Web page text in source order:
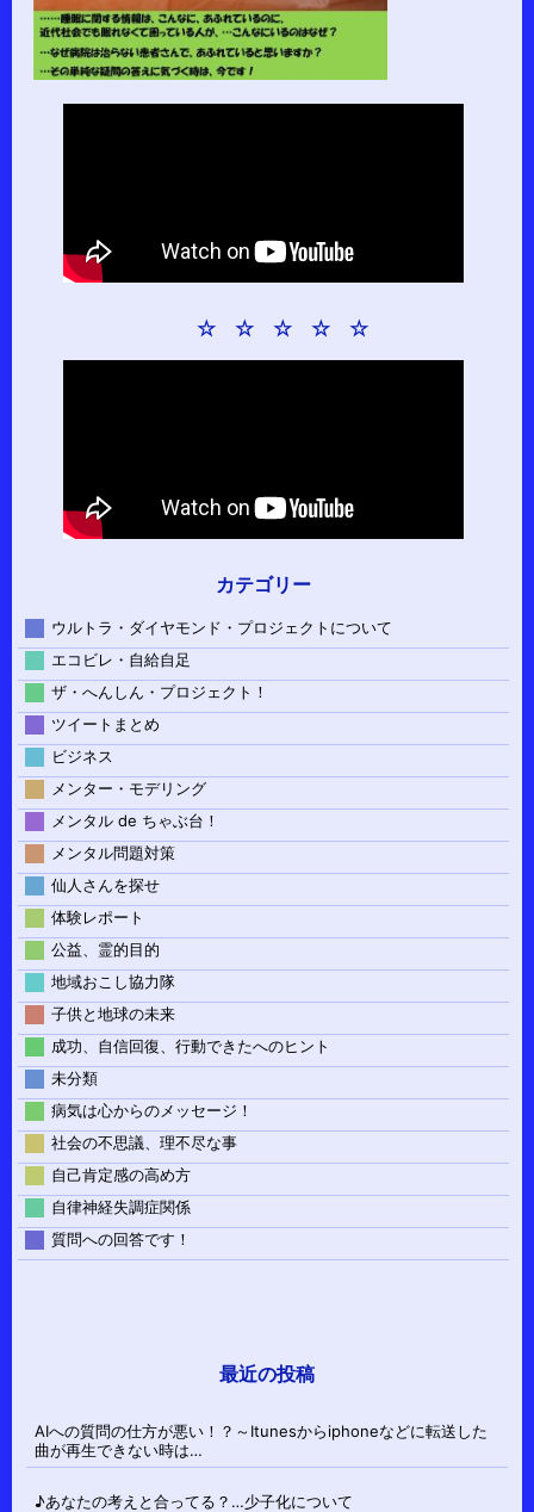
☆ ☆ ☆ ☆ ☆
カテゴリー
ウルトラ・ダイヤモンド・プロジェクトについて
エコビレ・自給自足
ザ・へんしん・プロジェクト！
ツイートまとめ
ビジネス
メンター・モデリング
メンタル de ちゃぶ台！
メンタル問題対策
仙人さんを探せ
体験レポート
公益、霊的目的
地域おこし協力隊
子供と地球の未来
成功、自信回復、行動できたへのヒント
未分類
病気は心からのメッセージ！
社会の不思議、理不尽な事
自己肯定感の高め方
自律神経失調症関係
質問への回答です！
最近の投稿
AIへの質問の仕方が悪い！？～Itunesからiphoneなどに転送した
曲が再生できない時は…
♪あなたの考えと合ってる？…少子化について